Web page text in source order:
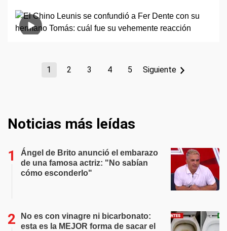
1 2 3 4 5 Siguiente
Noticias más leídas
Ángel de Brito anunció el embarazo
de una famosa actriz: "No sabían
cómo esconderlo"
No es con vinagre ni bicarbonato:
esta es la MEJOR forma de sacar el